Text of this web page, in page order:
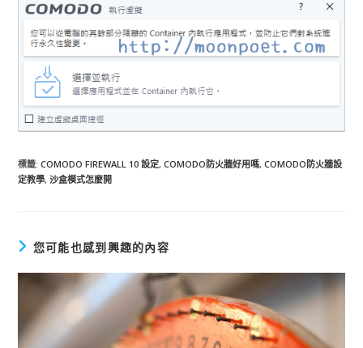
標籤:COMODO FIREWALL 10 設定, COMODO防火牆好用嗎, COMODO防火牆設
定教學, 沙盒模式怎麼開
您可能也感到興趣的內容